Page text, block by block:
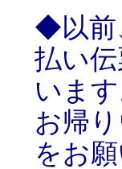
◆以前
払い
います
お帰
をお